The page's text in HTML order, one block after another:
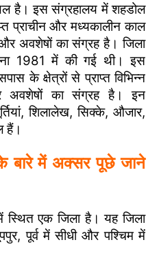
है। इस संग्रहालय में शहडोल
प्राचीन और मध्यकालीन काल
अवशेषों का संग्रह है। जिला
1981 में की गई थी। इस
के क्षेत्रों से प्राप्त विभिन्न
अवशेषों का संग्रह है। इन
शिलालेख, सिक्के, औजार,
हैं।
बारे में अक्सर पूछे जाने
एक जिला है। यह जिला
पूर्व में सीधी और पश्चिम में